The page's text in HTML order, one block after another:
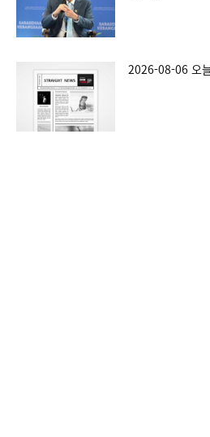
2026-08-06 오